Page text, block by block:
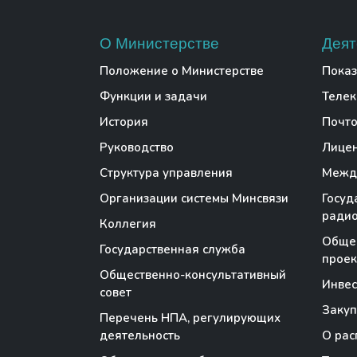
О Министерстве
Положение о Министерстве
Функции и задачи
История
Руководство
Структура управления
Организации системы Минсвязи
Коллегия
Государственная служба
Общественно-консультативный
совет
Перечень НПА, регулирующих
деятельность
О